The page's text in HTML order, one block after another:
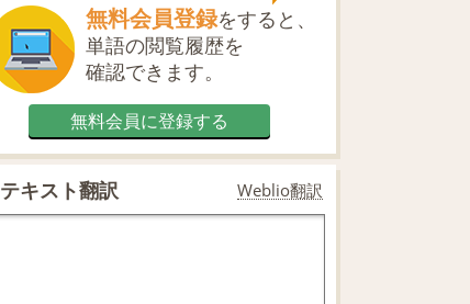
無料会員登録をすると、
単語の閲覧履歴を
確認できます。
無料会員に登録する
テキスト翻訳 Weblio翻訳